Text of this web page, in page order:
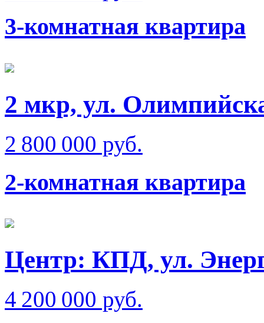
3-комнатная квартира
2 мкр, ул.
2 800 000 руб.
2-комнатная квартира
Центр: КПД, ул.
4 200 000 руб.